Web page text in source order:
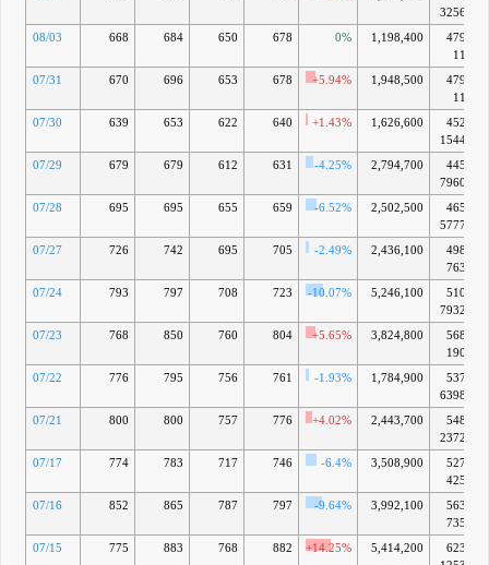
3256万
08/03
668 684 650 678 0% 1,198,400
479億
11万
07/31
670 696 653 678 +5.94% 1,948,500
479億
11万
07/30
639 653 622 640 +1.43% 1,626,600
452億
1544万
07/29
679 679 612 631 -4.25% 2,794,700
445億
7960万
07/28
695 695 655 659 -6.52% 2,502,500
465億
5777万
07/27
726 742 695 705 -2.49% 2,436,100
498億
763万
07/24
793 797 708 723 -10.07% 5,246,100
510億
7932万
07/23
768 850 760 804 +5.65% 3,824,800
568億
190万
07/22
776 795 756 761 -1.93% 1,784,900
537億
6398万
07/21
800 800 757 776 +4.02% 2,443,700
548億
2372万
07/17
774 783 717 746 -6.4% 3,508,900
527億
425万
07/16
852 865 787 797 -9.64% 3,992,100
563億
735万
07/15
775 883 768 882 +14.25% 5,414,200
623億